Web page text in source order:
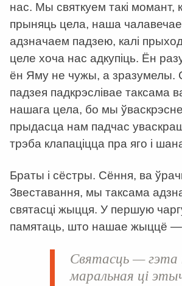
нас. Мы святкуем такі момант,
прыняць цела, наша
адзначаем падзею, калі
целе хоча нас адкупіць. Ён
ён Яму не чужы, а зразумелы.
падзея падкрэслівае таксама
нашага цела, бо мы
прыдасца нам падчас
трэба клапаціцца пра яго і
Браты і сёстры. Сёння, ва
Звеставання, мы таксама
святасці жыцця. У першую
памятаць, што нашае жыццё —
Святасць — гэта
маральная ці